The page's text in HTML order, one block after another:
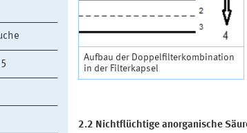
Aufbau der Doppelfilterkombination
in der Filterkapsel
2.2 Nichtflüchtige anorganische